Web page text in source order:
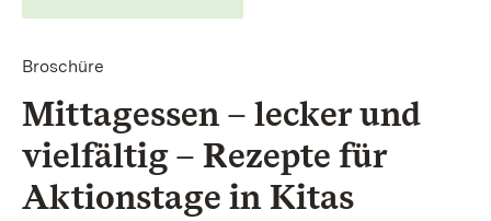
Broschüre
Mittagessen –­ lecker und
vielfältig –­ Rezepte für
Aktions­tage in Kitas